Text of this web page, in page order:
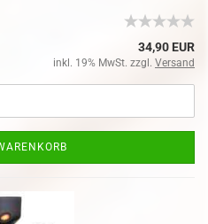
34,90 EUR
inkl. 19% MwSt. zzgl. Versand